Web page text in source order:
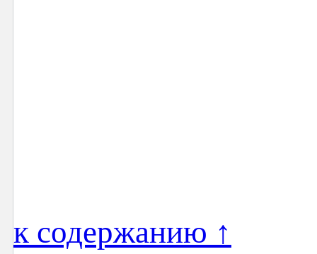
к содержанию ↑